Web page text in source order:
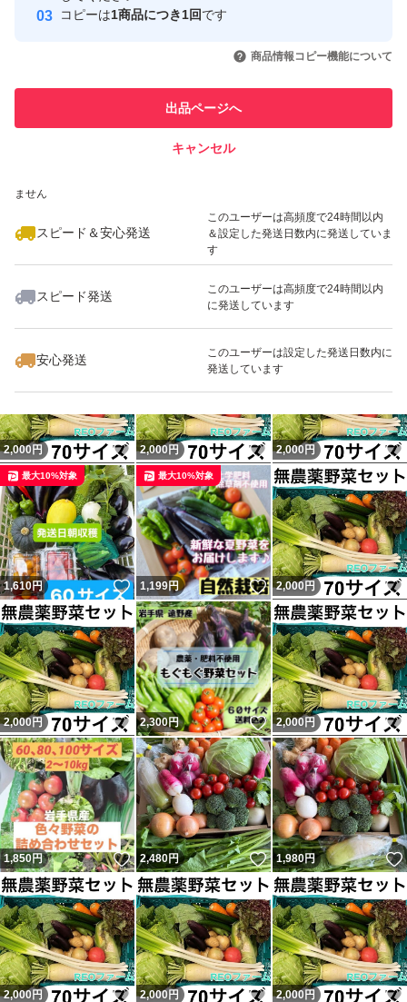
購入後、リクエスト希望は一切受け付けませんので、宜し
おてがる配送(ヤマト運輸)になります。
購入のタイミングにもよりますが、収穫の都合で発送まで
気になる方は購入前に確認お願い致します。購入順の発送
愛知県からの発送です
常温発送となりますので、到着までに傷みが発生する可能
性が考えられます。遠方の方はご購入を控えていただくよ
うお願い致します。
北海道、東北の一部、九州の一部 、沖縄、離島などは
引を完了させた実績があります
での取引実績があります
ません
スピード＆安心発送
このユーザーは高頻度で24時間以内
＆設定した発送日数内に発送していま
す
スピード発送
このユーザーは高頻度で24時間以内
に発送しています
安心発送
このユーザーは設定した発送日数内に
発送しています
コピーは1商品につき1回です
商品情報コピー機能について
出品ページへ
キャンセル
いいね！
2,000
2,000 円 いいね！
2,000 円 いいね！
2,000 円
1,610円 いいね！
最大10%対象
1,199円 いいね！
最大10%対象
2,000 円
2,000 円 いいね！
2,300円 いいね！
2,000 円
1,850円 いいね！
2,480円 いいね！
1,980円
2,000 円 いいね！
2,000 円 いいね！
2,000 円